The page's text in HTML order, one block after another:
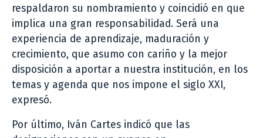
respaldaron su nombramiento y coincidió en que
implica una gran responsabilidad. Será una
experiencia de aprendizaje, maduración y
crecimiento, que asumo con cariño y la mejor
disposición a aportar a nuestra institución, en los
temas y agenda que nos impone el siglo XXI,
expresó.
Por último, Iván Cartes indicó que las